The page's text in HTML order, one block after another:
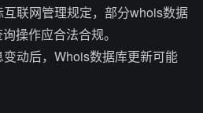
联网管理规定，部分whois数据
操作应合法合规。
动后，Whois数据库更新可能